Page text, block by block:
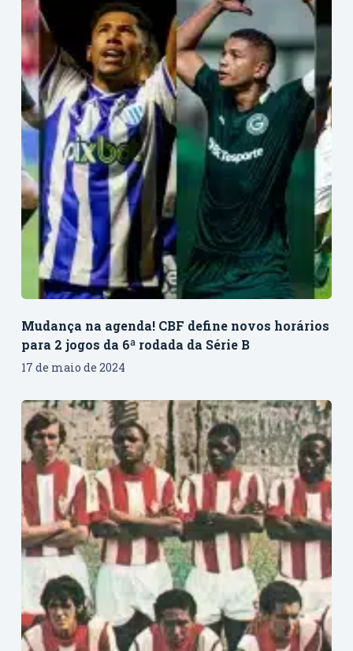
Mudança na agenda! CBF define novos horários
para 2 jogos da 6ª rodada da Série B
17 de maio de 2024